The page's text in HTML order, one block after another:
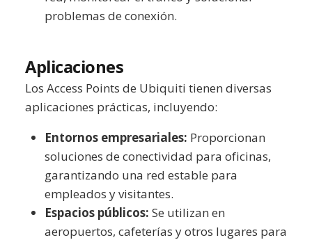
problemas de conexión.
Aplicaciones
Los Access Points de Ubiquiti tienen diversas
aplicaciones prácticas, incluyendo:
Entornos empresariales: Proporcionan
soluciones de conectividad para oficinas,
garantizando una red estable para
empleados y visitantes.
Espacios públicos: Se utilizan en
aeropuertos, cafeterías y otros lugares para